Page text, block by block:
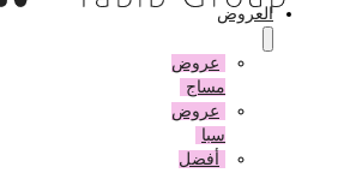
العروض
عروض
مساج
عروض
أفضل